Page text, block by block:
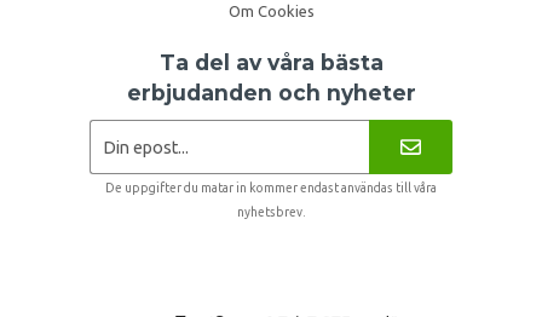
Om Cookies
Ta del av våra bästa
erbjudanden och nyheter
De uppgifter du matar in kommer endast användas till våra
nyhetsbrev.